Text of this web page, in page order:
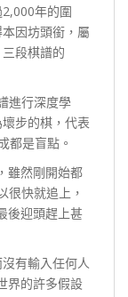
年的圍
因坊頭銜，屬
段棋譜的
進行深度學
步的棋，代表
都是盲點。
雖然剛開始都
很快就追上，
後迎頭趕上甚
有輸入任何人
界的許多假設